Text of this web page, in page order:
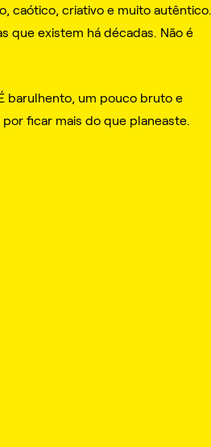
caótico, criativo e muito autêntico.
que existem há décadas. Não é
barulhento, um pouco bruto e
ficar mais do que planeaste.